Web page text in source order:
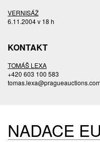
VERNISÁŽ
6.11.2004 v 18 h
KONTAKT
TOMÁŠ LEXA
+420 603 100 583
NADACE